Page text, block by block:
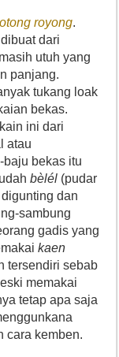
royong.
dari
utuh yang
panjang.
tukang loak
bekas.
ini dari
atau
bekas itu
bèlél (pudar
dan
sambung
gadis yang
kaen
tersendiri sebab
memakai
tetap apa saja
cara kemben.